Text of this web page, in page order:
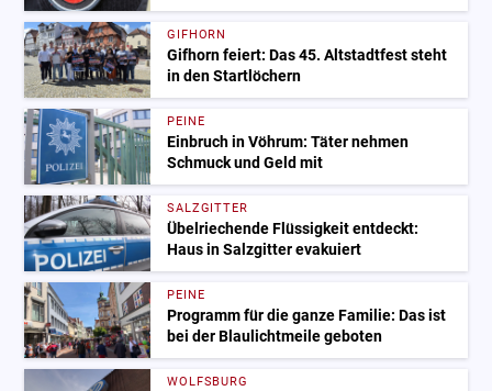
GIFHORN
Gifhorn feiert: Das 45. Altstadtfest steht
in den Startlöchern
PEINE
Einbruch in Vöhrum: Täter nehmen
Schmuck und Geld mit
SALZGITTER
Übelriechende Flüssigkeit entdeckt:
Haus in Salzgitter evakuiert
PEINE
Programm für die ganze Familie: Das ist
bei der Blaulichtmeile geboten
WOLFSBURG